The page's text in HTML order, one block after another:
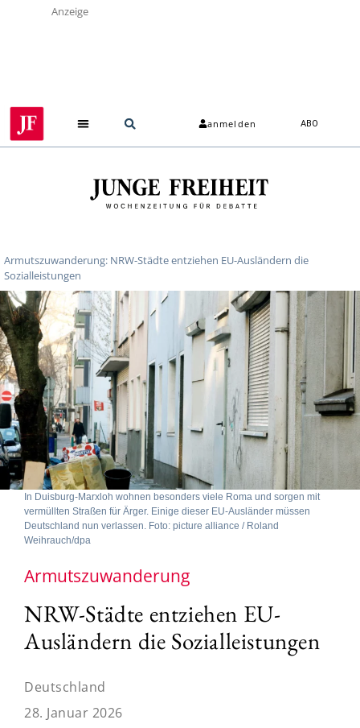
Anzeige
anmelden ABO
Armutszuwanderung: NRW-Städte entziehen EU-Ausländern die
Sozialleistungen
In Duisburg-Marxloh wohnen besonders viele Roma und sorgen mit
vermüllten Straßen für Ärger. Einige dieser EU-Ausländer müssen
Deutschland nun verlassen. Foto: picture alliance / Roland
Weihrauch/dpa
Armutszuwanderung
NRW-Städte entziehen EU-
Ausländern die Sozialleistungen
Deutschland
28. Januar 2026